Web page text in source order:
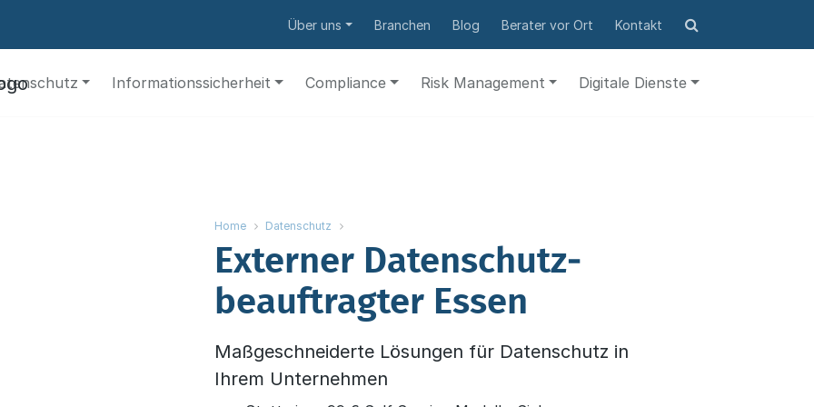
Über uns Branchen Blog Berater vor Ort Kontakt
öffnen
Informationssicherheit Compliance Risk Management Digitale Dienste
Home Datenschutz
Externer Datenschutz­
beauftragter Essen
Maßgeschneiderte Lösungen für Datenschutz in
Ihrem Unternehmen